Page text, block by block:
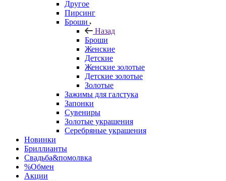
Другое
Пирсинг
Броши
Назад
Броши
Женские
Детские
Женские золотые
Детские золотые
Золотые
Зажимы для галстука
Запонки
Сувениры
Золотые украшения
Серебряные украшения
Новинки
Бриллианты
Свадьба&помолвка
%Обмен
Акции